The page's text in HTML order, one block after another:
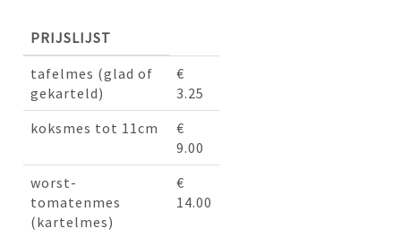
PRIJSLIJST
tafelmes (glad of
gekarteld)
€
3.25
koksmes tot 11cm
€
9.00
worst-
tomatenmes
(kartelmes)
€
14.00